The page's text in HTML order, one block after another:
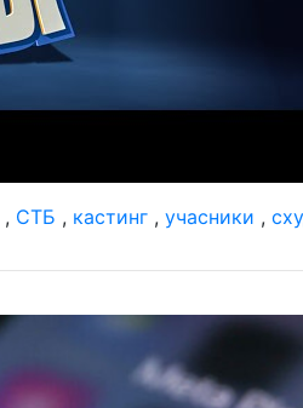
, СТБ , кастинг , учасники ,